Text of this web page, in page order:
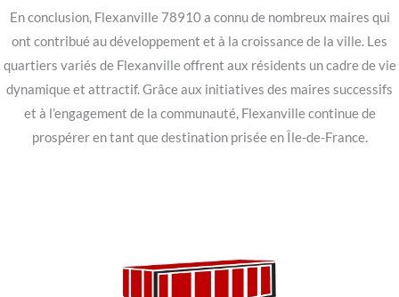
En conclusion, Flexanville 78910 a connu de nombreux maires qui
ont contribué au développement et à la croissance de la ville. Les
quartiers variés de Flexanville offrent aux résidents un cadre de vie
dynamique et attractif. Grâce aux initiatives des maires successifs
et à l’engagement de la communauté, Flexanville continue de
prospérer en tant que destination prisée en Île-de-France.